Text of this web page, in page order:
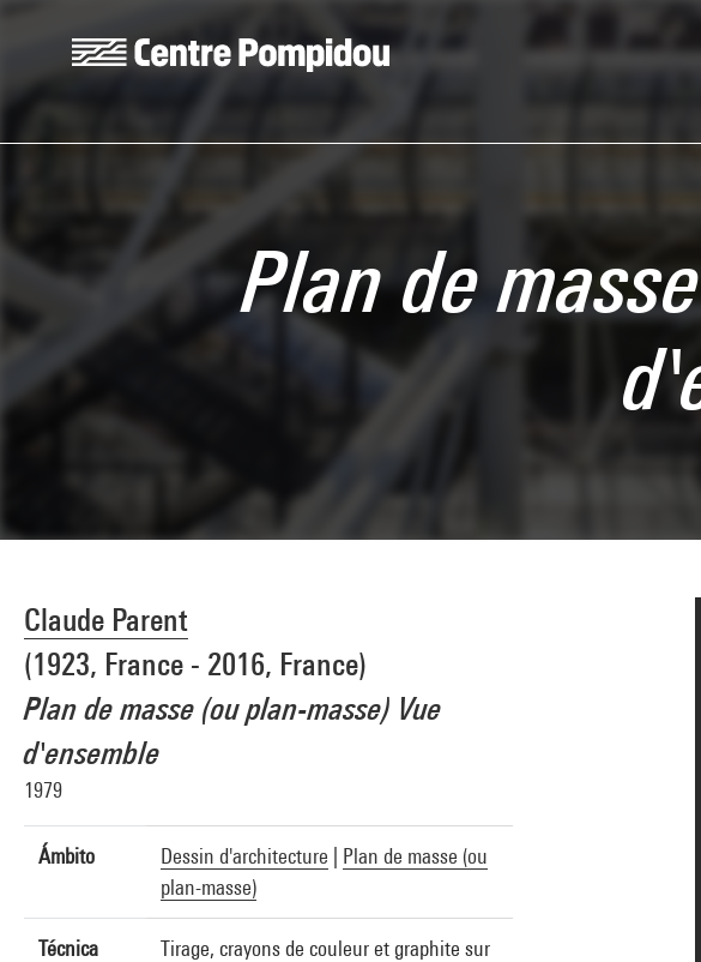
Plan de
Claude Parent
(1923, France - 2016, France)
Plan de masse (ou plan-masse) Vue
d'ensemble
1979
Ámbito Dessin d'architecture
Plan de masse (ou
plan-masse)
Técnica
Tirage, crayons de couleur et graphite sur